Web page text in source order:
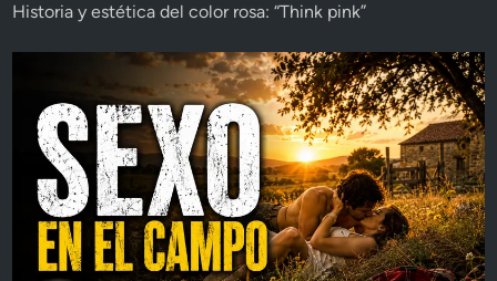
Historia y estética del color rosa: “Think pink”